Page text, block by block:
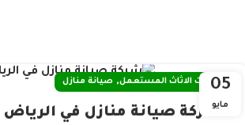
05
مايو
خدمات الاثاث المستعمل, صيانة منازل
شركة صيانة منازل في الرياض 0543157907